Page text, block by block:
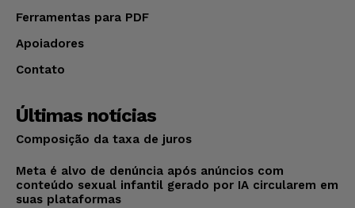
Ferramentas para PDF
Apoiadores
Contato
Últimas notícias
Composição da taxa de juros
Meta é alvo de denúncia após anúncios com
conteúdo sexual infantil gerado por IA circularem em
suas plataformas